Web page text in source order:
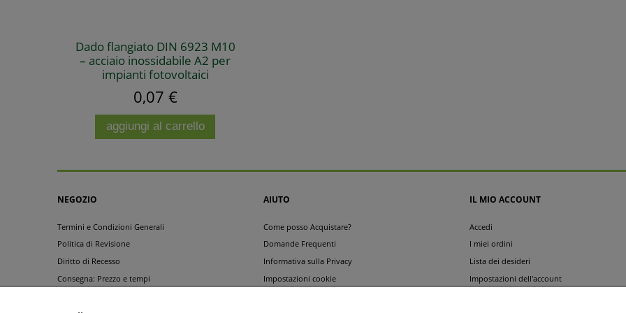
Dado flangiato DIN 6923 M10
– acciaio inossidabile A2 per
impianti fotovoltaici
0,07 €
aggiungi al carrello
NEGOZIO
Termini e Condizioni Generali
Politica di Revisione
Diritto di Recesso
Consegna: Prezzo e tempi
AIUTO
Come posso Acquistare?
Domande Frequenti
Informativa sulla Privacy
Impostazioni cookie
IL MIO ACCOUNT
Accedi
I miei ordini
Lista dei desideri
Impostazioni dell'account